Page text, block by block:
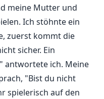
meine Mutter und
Ich stöhnte ein
zuerst kommt die
sicher. Ein
antwortete ich. Meine
"Bist du nicht
spielerisch auf den